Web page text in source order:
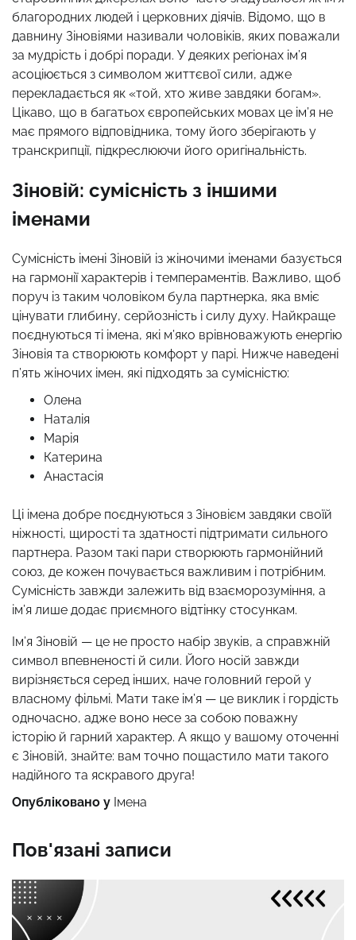
благородних людей і церковних діячів. Відомо, що в
давнину Зіновіями називали чоловіків, яких поважали
за мудрість і добрі поради. У деяких регіонах ім’я
асоціюється з символом життєвої сили, адже
перекладається як «той, хто живе завдяки богам».
Цікаво, що в багатьох європейських мовах це ім’я не
має прямого відповідника, тому його зберігають у
транскрипції, підкреслюючи його оригінальність.
Зіновій: сумісність з іншими
іменами
Сумісність імені Зіновій із жіночими іменами базується
на гармонії характерів і темпераментів. Важливо, щоб
поруч із таким чоловіком була партнерка, яка вміє
цінувати глибину, серйозність і силу духу. Найкраще
поєднуються ті імена, які м’яко врівноважують енергію
Зіновія та створюють комфорт у парі. Нижче наведені
п’ять жіночих імен, які підходять за сумісністю:
Олена
Наталія
Марія
Катерина
Анастасія
Ці імена добре поєднуються з Зіновієм завдяки своїй
ніжності, щирості та здатності підтримати сильного
партнера. Разом такі пари створюють гармонійний
союз, де кожен почувається важливим і потрібним.
Сумісність завжди залежить від взаєморозуміння, а
ім’я лише додає приємного відтінку стосункам.
Ім’я Зіновій — це не просто набір звуків, а справжній
символ впевненості й сили. Його носій завжди
вирізняється серед інших, наче головний герой у
власному фільмі. Мати таке ім’я — це виклик і гордість
одночасно, адже воно несе за собою поважну
історію й гарний характер. А якщо у вашому оточенні
є Зіновій, знайте: вам точно пощастило мати такого
надійного та яскравого друга!
Опубліковано у Імена
Пов'язані записи